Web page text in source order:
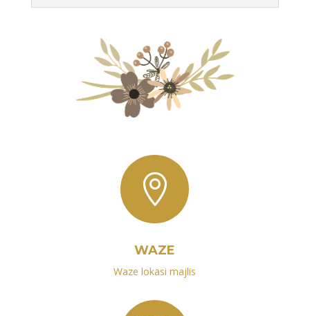

WAZE
Waze lokasi majlis